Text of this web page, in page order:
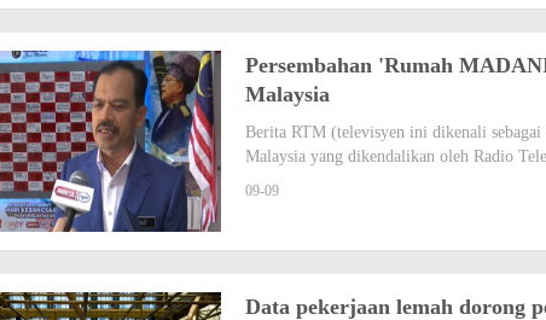
Persembahan 'Rumah
Malaysia
Berita RTM (televisyen ini dikenali
Malaysia yang dikendalikan oleh Radio
09-09
Data pekerjaan lemah dorong